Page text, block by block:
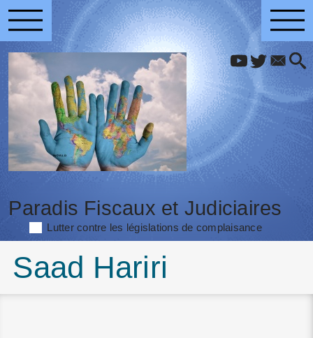
Paradis Fiscaux et Judiciaires
Lutter contre les législations de complaisance
Saad Hariri